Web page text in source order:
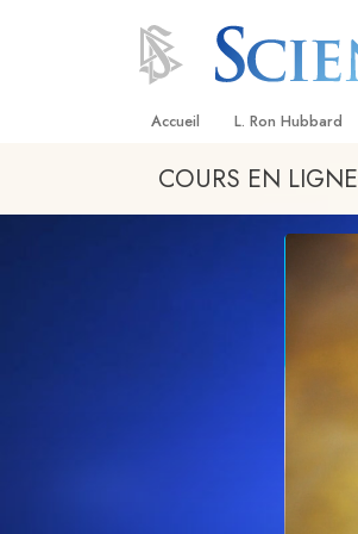
Accueil L. Ron Hubbard
COURS EN LIGNE